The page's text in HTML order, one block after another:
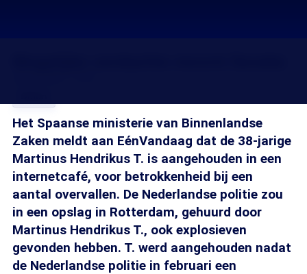
Het Spaanse ministerie van Binnenlandse
Zaken meldt aan EénVandaag dat de 38-jarige
Martinus Hendrikus T. is aangehouden in een
internetcafé, voor betrokkenheid bij een
aantal overvallen. De Nederlandse politie zou
in een opslag in Rotterdam, gehuurd door
Martinus Hendrikus T., ook explosieven
gevonden hebben. T. werd aangehouden nadat
de Nederlandse politie in februari een